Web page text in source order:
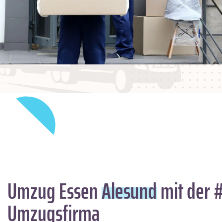
Umzug EssenAlesundmit der
Umzugsfirma